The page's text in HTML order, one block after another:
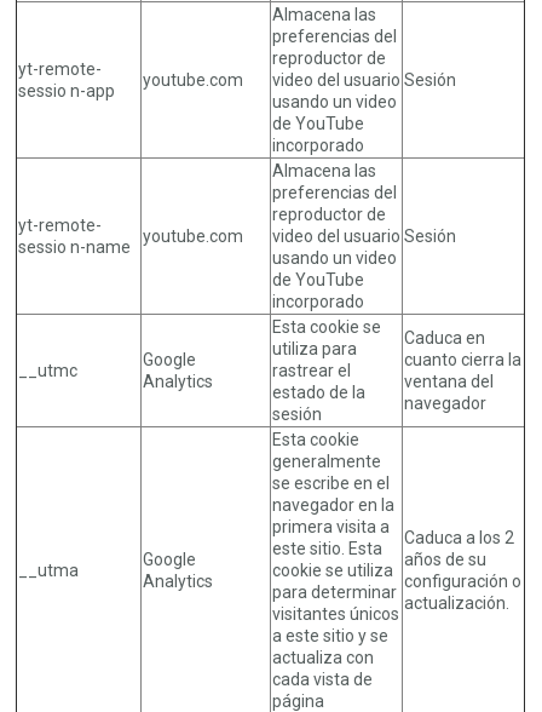
yt-remote-
sessio n-app
youtube.com
Almacena las
preferencias del
reproductor de
video del usuario
usando un video
de YouTube
incorporado
Sesión
yt-remote-
sessio n-name
youtube.com
Almacena las
preferencias del
reproductor de
video del usuario
usando un video
de YouTube
incorporado
Sesión
__utmc
Google
Analytics
Esta cookie se
utiliza para
rastrear el
estado de la
sesión
Caduca en
cuanto cierra la
ventana del
navegador
__utma
Google
Analytics
Esta cookie
generalmente
se escribe en el
navegador en la
primera visita a
este sitio. Esta
cookie se utiliza
para determinar
visitantes únicos
a este sitio y se
actualiza con
cada vista de
página
Caduca a los 2
años de su
configuración o
actualización.